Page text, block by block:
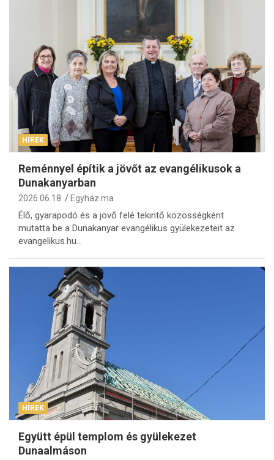
HÍREK
Reménnyel építik a jövőt az evangélikusok a
Dunakanyarban
2026.06.18. Egyház.ma
Élő, gyarapodó és a jövő felé tekintő közösségként
mutatta be a Dunakanyar evangélikus gyülekezeteit az
evangelikus.hu…
HÍREK
Együtt épül templom és gyülekezet
Dunaalmáson